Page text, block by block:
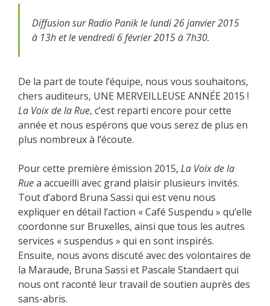
Diffusion sur Radio Panik le lundi 26 janvier 2015
à 13h et le vendredi 6 février 2015 à 7h30.
De la part de toute l’équipe, nous vous souhaitons,
chers auditeurs, UNE MERVEILLEUSE ANNÉE 2015 !
La Voix de la Rue, c’est reparti encore pour cette
année et nous espérons que vous serez de plus en
plus nombreux à l’écoute.
Pour cette première émission 2015, La Voix de la
Ruea accueilli avec grand plaisir plusieurs invités.
Tout d’abord Bruna Sassi qui est venu nous
expliquer en détail l’action « Café Suspendu » qu’elle
coordonne sur Bruxelles, ainsi que tous les autres
services « suspendus » qui en sont inspirés.
Ensuite, nous avons discuté avec des volontaires de
la Maraude, Bruna Sassi et Pascale Standaert qui
nous ont raconté leur travail de soutien auprès des
sans-abris.